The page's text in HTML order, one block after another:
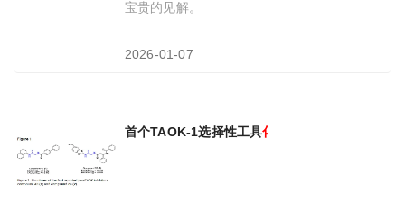
宝贵的见解。
2026-01-07
首个TAOK-1选择性工具化合物